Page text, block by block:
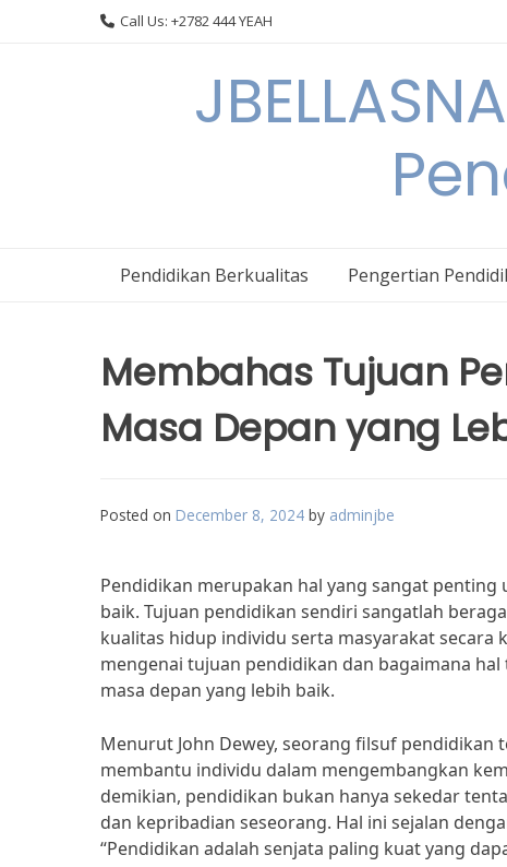
Call Us: +2782 444 YEAH
Pendidikan Berkualitas Pengertian
Membahas Tujuan
Masa Depan yang
Posted on December 8, 2024 by adminjbe
Pendidikan merupakan hal yang sangat
baik. Tujuan pendidikan sendiri sangatlah
kualitas hidup individu serta masyarakat
mengenai tujuan pendidikan dan bagaimana
masa depan yang lebih baik.
Menurut John Dewey, seorang filsuf
membantu individu dalam mengembangkan
demikian, pendidikan bukan hanya sekedar
dan kepribadian seseorang. Hal ini sejalan
“Pendidikan adalah senjata paling kuat yang